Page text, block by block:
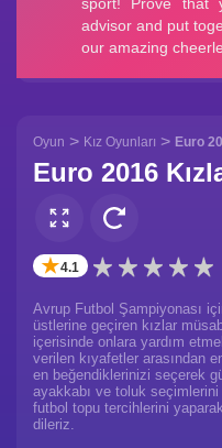
Oyun > Kız Oyunları > Euro
Euro 2016
✭4.1
Avrup Futbol Şampiyonası
üstlerine geçiren kızlar
içerisinde onlara yardım
verilen kıyafetler arasından
en beğendiklerinizi seçerek
ayakkabı ve toluk
futbol topu tercihlerini
dileriz.